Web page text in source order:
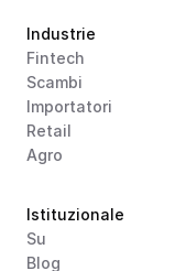
Industrie
Fintech
Scambi
Importatori
Retail
Agro
Istituzionale
Su
Blog